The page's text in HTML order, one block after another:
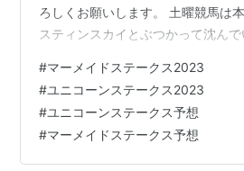
ろしくお願いします。 土曜競馬は
スティンスカイとぶつかって沈ん
信だけになりそうです。 それでは
#マーメイドステークス2023
#ユニコーンステークス2023
#ユニコーンステークス予想
#マーメイドステークス予想